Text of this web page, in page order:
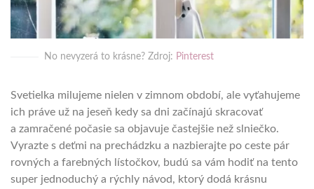
No nevyzerá to krásne? Zdroj: Pinterest
Svetielka milujeme nielen v zimnom období, ale vyťahujeme
ich práve už na jeseň kedy sa dni začínajú skracovať
a zamračené počasie sa objavuje častejšie než slniečko.
Vyrazte s deťmi na prechádzku a nazbierajte po ceste pár
rovných a farebných lístočkov, budú sa vám hodiť na tento
super jednoduchý a rýchly návod, ktorý dodá krásnu